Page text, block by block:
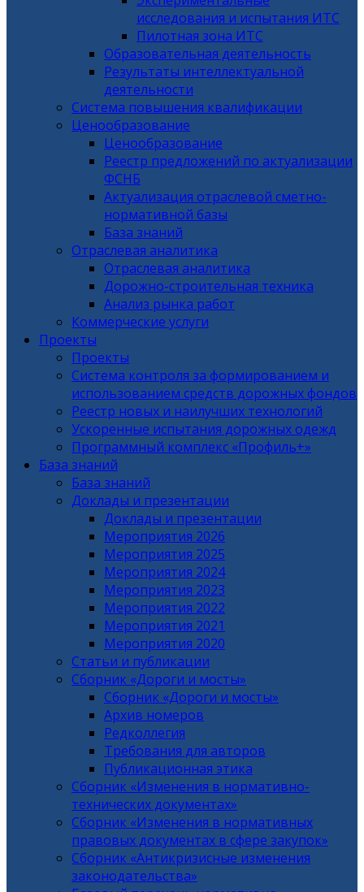
исследования и испытания ИТС
Пилотная зона ИТС
Образовательная деятельность
Результаты интеллектуальной
деятельности
Система повышения квалификации
Ценообразование
Ценообразование
Реестр предложений по актуализации
ФСНБ
Актуализация отраслевой сметно-
нормативной базы
База знаний
Отраслевая аналитика
Отраслевая аналитика
Дорожно-строительная техника
Анализ рынка работ
Коммерческие услуги
Проекты
Проекты
Система контроля за формированием и
использованием средств дорожных фондов
Реестр новых и наилучших технологий
Ускоренные испытания дорожных одежд
Программный комплекс «Профиль+»
База знаний
База знаний
Доклады и презентации
Доклады и презентации
Мероприятия 2026
Мероприятия 2025
Мероприятия 2024
Мероприятия 2023
Мероприятия 2022
Мероприятия 2021
Мероприятия 2020
Статьи и публикации
Сборник «Дороги и мосты»
Сборник «Дороги и мосты»
Архив номеров
Редколлегия
Требования для авторов
Публикационная этика
Сборник «Изменения в нормативно-
технических документах»
Сборник «Изменения в нормативных
правовых документах в сфере закупок»
Сборник «Антикризисные изменения
законодательства»